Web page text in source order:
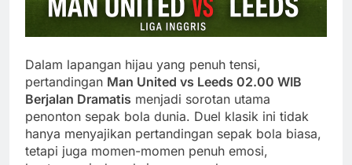
Dalam lapangan hijau yang penuh tensi,
pertandingan Man United vs Leeds 02.00 WIB
Berjalan Dramatis menjadi sorotan utama
penonton sepak bola dunia. Duel klasik ini tidak
hanya menyajikan pertandingan sepak bola biasa,
tetapi juga momen-momen penuh emosi,